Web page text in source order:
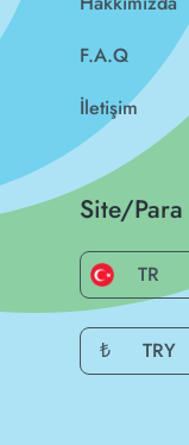
F.A.Q
İletişim
Site/
TR
₺ TRY